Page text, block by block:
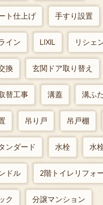
ト仕上げ 手すり設置
イン LIXIL リシェ
換 玄関ドア取り替え
替工事 溝蓋 溝ふた
吊り戸 吊戸棚
ンダード 水栓 水
ドル 2階トイレリフォ
ク 分譲マンション